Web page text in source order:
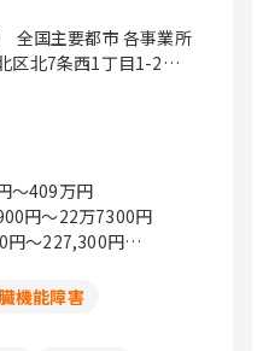
全国主要都市 各事業所
区北7条西1丁目1-2
盛岡ビル7F 宮城県仙台
形県山形市篭田3-9-5
町一丁目4－8 茨城県水
（サザン水戸ビル301）
城東1丁目-11-5 群馬県
4-26-15 （浦和SHビル
〜409万円
円〜22万7300円
円～227,300円
働条件は同条件
機能障害